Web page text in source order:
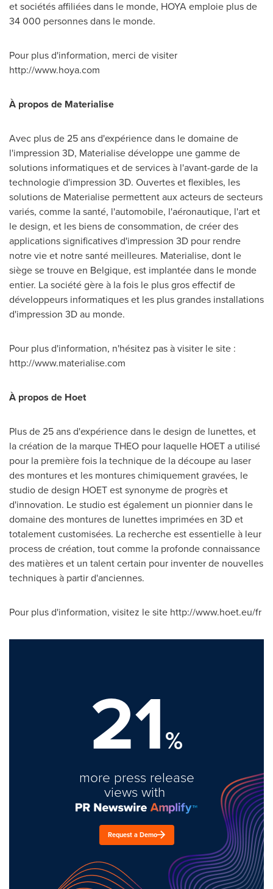
et sociétés affiliées dans le monde, HOYA emploie plus de
34 000 personnes dans le monde.
Pour plus d'information, merci de visiter
http://www.hoya.com
À propos de Materialise
Avec plus de 25 ans d'expérience dans le domaine de
l'impression 3D, Materialise développe une gamme de
solutions informatiques et de services à l'avant-garde de la
technologie d'impression 3D. Ouvertes et flexibles, les
solutions de Materialise permettent aux acteurs de secteurs
variés, comme la santé, l'automobile, l'aéronautique, l'art et
le design, et les biens de consommation, de créer des
applications significatives d'impression 3D pour rendre
notre vie et notre santé meilleures. Materialise, dont le
siège se trouve en Belgique, est implantée dans le monde
entier. La société gère à la fois le plus gros effectif de
développeurs informatiques et les plus grandes installations
d'impression 3D au monde.
Pour plus d'information, n'hésitez pas à visiter le site :
http://www.materialise.com
À propos de Hoet
Plus de 25 ans d'expérience dans le design de lunettes, et
la création de la marque THEO pour laquelle HOET a utilisé
pour la première fois la technique de la découpe au laser
des montures et les montures chimiquement gravées, le
studio de design HOET est synonyme de progrès et
d'innovation. Le studio est également un pionnier dans le
domaine des montures de lunettes imprimées en 3D et
totalement customisées. La recherche est essentielle à leur
process de création, tout comme la profonde connaissance
des matières et un talent certain pour inventer de nouvelles
techniques à partir d'anciennes.
Pour plus d'information, visitez le site http://www.hoet.eu/fr
21%
more press release
views with
Request a Demo